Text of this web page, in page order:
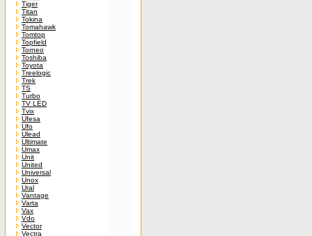
Tiger
Titan
Tokina
Tomahawk
Tomtop
Topfield
Torneo
Toshiba
Toyota
Treelogic
Trek
TS
Turbo
TV LED
Tvix
Ufesa
Ufo
Ulead
Ultimate
Umax
Unit
United
Universal
Unox
Ural
Vantage
Varta
Vax
Vdo
Vector
Vectra